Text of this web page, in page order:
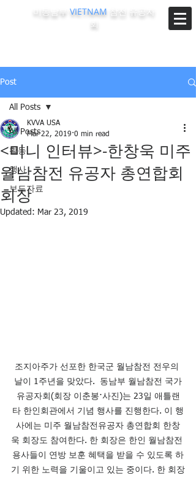
미동남부 VIETNAM 참전 유공자
회
Post
All Posts
활동
행사
보도자료
All Posts
<미니 인터뷰>-한창욱 미주
월남참전 유공자 총연합회
회장
KVVA USA
Mar 22, 2019 0 min read
Updated: Mar 23, 2019
조지아주가 선포한 한국군 월남참전 전우의
날이 1주년을 맞았다.  동남부 월남참전 국가
유공자회(회장 이춘봉·사진)는 23일 애틀랜
타 한인회관에서 기념 행사를 진행한다. 이 행
사에는 미주 월남참전유공자 총연합회 한창
욱 회장도 참여한다. 한 회장은 한인 월남참전
용사들이 연방 보훈 혜택을 받을 수 있도록 하
기 위한 노력을 기울이고 있는 중이다. 한 회장